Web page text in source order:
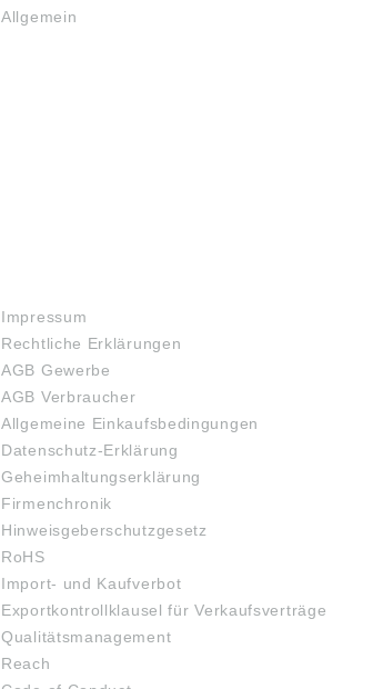
Allgemein
Impressum
Rechtliche Erklärungen
AGB Gewerbe
AGB Verbraucher
Allgemeine Einkaufsbedingungen
Datenschutz-Erklärung
Geheimhaltungserklärung
Firmenchronik
Hinweisgeberschutzgesetz
RoHS
Import- und Kaufverbot
Exportkontrollklausel für Verkaufsverträge
Qualitätsmanagement
Reach